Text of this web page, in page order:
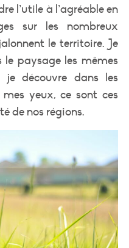
l’utile à l’agréable en
sur les nombreux
le territoire. Je
paysage les mêmes
découvre dans les
yeux, ce sont ces
de nos régions.